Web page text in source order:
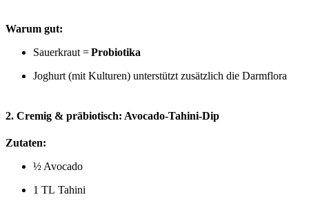
Warum gut:
Sauerkraut =Probiotika
Joghurt (mit Kulturen) unterstützt zusätzlich die Darmflora
2. Cremig & präbiotisch: Avocado-Tahini-Dip
Zutaten:
½ Avocado
1 TL Tahini